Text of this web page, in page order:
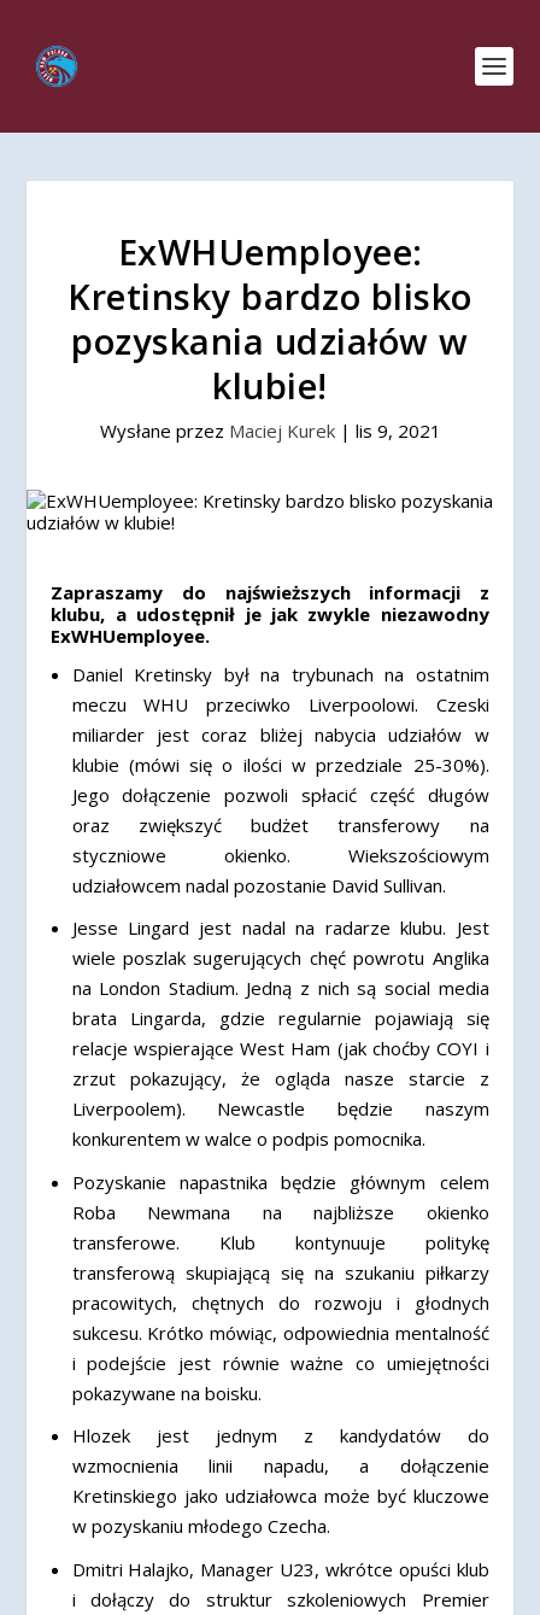
ExWHUemployee:
Kretinsky bardzo blisko
pozyskania udziałów w
klubie!
Wysłane przez Maciej Kurek| lis 9, 2021
Zapraszamy do najświeższych informacji z
klubu, a udostępnił je jak zwykle niezawodny
ExWHUemployee.
Daniel Kretinsky był na trybunach na ostatnim
meczu WHU przeciwko Liverpoolowi. Czeski
miliarder jest coraz bliżej nabycia udziałów w
klubie (mówi się o ilości w przedziale 25-30%).
Jego dołączenie pozwoli spłacić część długów
oraz zwiększyć budżet transferowy na
styczniowe okienko. Wiekszościowym
udziałowcem nadal pozostanie David Sullivan.
Jesse Lingard jest nadal na radarze klubu. Jest
wiele poszlak sugerujących chęć powrotu Anglika
na London Stadium. Jedną z nich są social media
brata Lingarda, gdzie regularnie pojawiają się
relacje wspierające West Ham (jak choćby COYI i
zrzut pokazujący, że ogląda nasze starcie z
Liverpoolem). Newcastle będzie naszym
konkurentem w walce o podpis pomocnika.
Pozyskanie napastnika będzie głównym celem
Roba Newmana na najbliższe okienko
transferowe. Klub kontynuuje politykę
transferową skupiającą się na szukaniu piłkarzy
pracowitych, chętnych do rozwoju i głodnych
sukcesu. Krótko mówiąc, odpowiednia mentalność
i podejście jest równie ważne co umiejętności
pokazywane na boisku.
Hlozek jest jednym z kandydatów do
wzmocnienia linii napadu, a dołączenie
Kretinskiego jako udziałowca może być kluczowe
w pozyskaniu młodego Czecha.
Dmitri Halajko, Manager U23, wkrótce opuści klub
i dołączy do struktur szkoleniowych Premier